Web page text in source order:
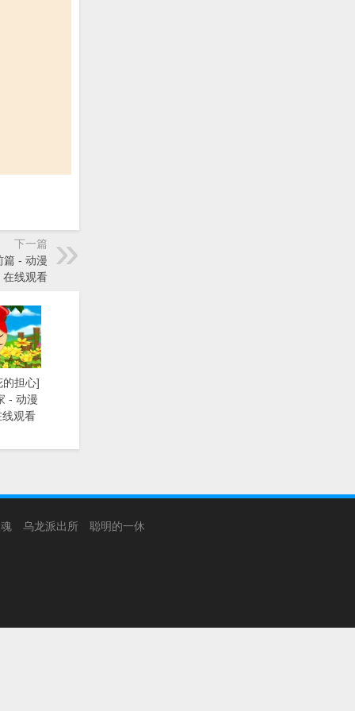
下一篇
篇 - 动漫
在线观看
的担心]
- 动漫
线观看
乌龙派出所 聪明的一休